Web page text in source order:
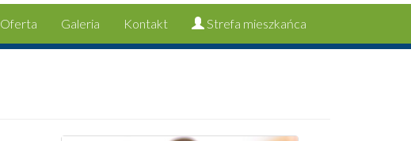
Oferta Galeria Kontakt Strefa mieszkańca